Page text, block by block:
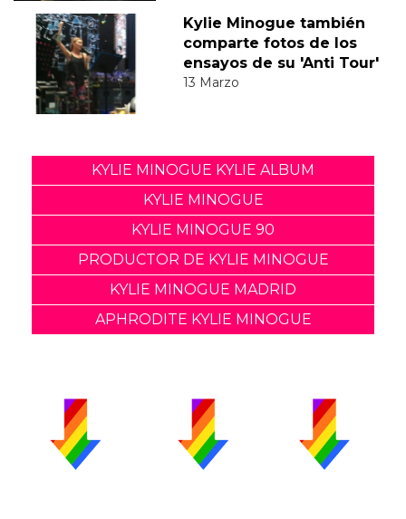
Kylie Minogue también
comparte fotos de los
ensayos de su 'Anti Tour'
13 Marzo
KYLIE MINOGUE KYLIE ALBUM
KYLIE MINOGUE
KYLIE MINOGUE 90
PRODUCTOR DE KYLIE MINOGUE
KYLIE MINOGUE MADRID
APHRODITE KYLIE MINOGUE